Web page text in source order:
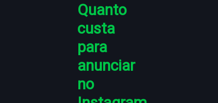
Quanto
custa
para
anunciar
no